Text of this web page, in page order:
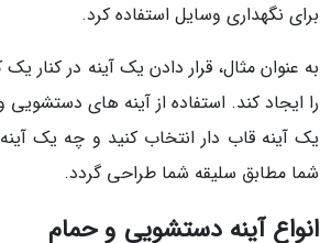
برای نگهداری وسایل استفاده کرد.
به عنوان مثال، قرار دادن یک آینه در
را ایجاد کند. استفاده از آینه های
یک آینه قاب دار انتخاب کنید و چه یک
شما مطابق سلیقه شما طراحی گردد.
انواع آینه دستشویی و حمام